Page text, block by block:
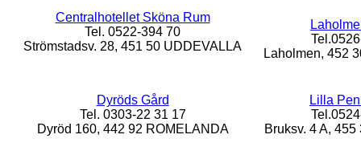
Centralhotellet Sköna Rum
Tel. 0522-394 70
Strömstadsv. 28, 451 50 UDDEVALLA
Laholmen, 452
Dyröds Gård
Tel. 0303-22 31 17
Dyröd 160, 442 92 ROMELANDA
Lilla
Bruksv. 4 A,